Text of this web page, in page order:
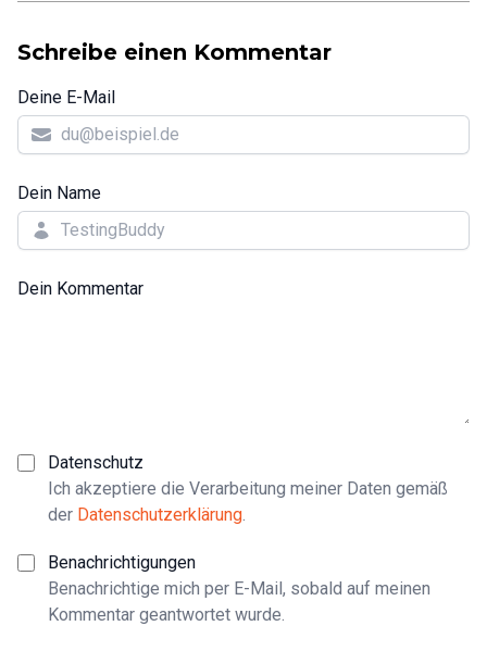
Schreibe einen Kommentar
Deine E-Mail
Dein Name
Dein Kommentar
Datenschutz
Ich akzeptiere die Verarbeitung meiner Daten gemäß
der Datenschutzerklärung.
Benachrichtigungen
Benachrichtige mich per E-Mail, sobald auf meinen
Kommentar geantwortet wurde.